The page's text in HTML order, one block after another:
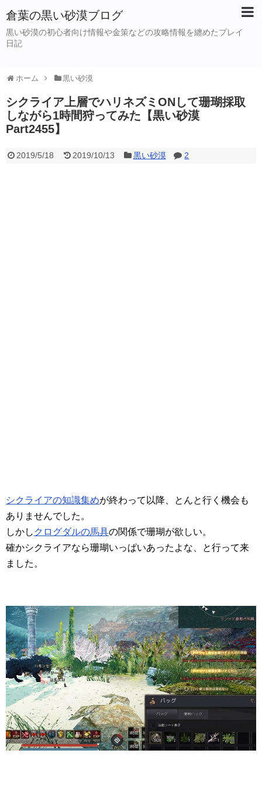
倉葉の黒い砂漠ブログ
黒い砂漠の初心者向け情報や金策などの攻略情報を纏めたプレイ
日記
ホーム 黒い砂漠
シクライア上層でハリネズミONして珊瑚採取
しながら1時間狩ってみた【黒い砂漠
Part2455】
2019/5/18 2019/10/13 黒い砂漠 2
シクライアの知識集めが終わって以降、とんと行く機会も
ありませんでした。
しかし クログダルの馬具の関係で珊瑚が欲しい。
確かシクライアなら珊瑚いっぱいあったよな、と行って来
ました。